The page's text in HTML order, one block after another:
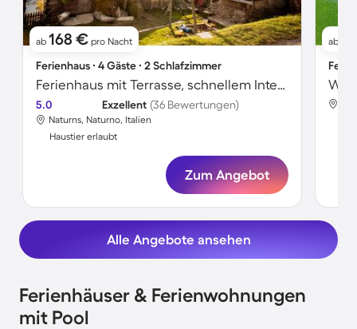
ab 168 € pro Nacht
Ferienhaus ∙ 4 Gäste ∙ 2 Schlafzimmer
Ferienhaus mit Terrasse, schnellem Internet und Sauna | Gartenblick
5.0 Exzellent (36 Bewertungen)
Naturns, Naturno, Italien
Haustier erlaubt
Zum Angebot
ab
Alle Angebote ansehen
Ferienhäuser & Ferienwohnungen
mit Pool